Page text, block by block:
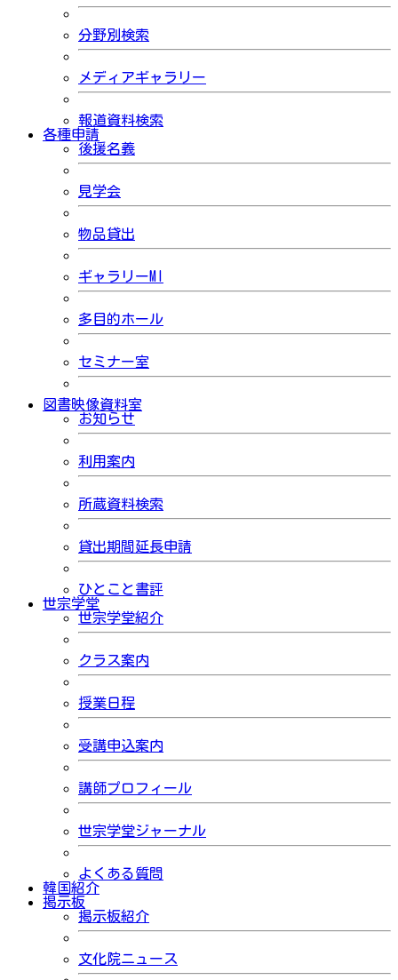
分野別検索
メディアギャラリー
報道資料検索
各種申請
後援名義
見学会
物品貸出
ギャラリーMI
多目的ホール
セミナー室
図書映像資料室
お知らせ
利用案内
所蔵資料検索
貸出期間延長申請
ひとこと書評
世宗学堂
世宗学堂紹介
クラス案内
授業日程
受講申込案内
講師プロフィール
世宗学堂ジャーナル
よくある質問
韓国紹介
掲示板
掲示板紹介
文化院ニュース